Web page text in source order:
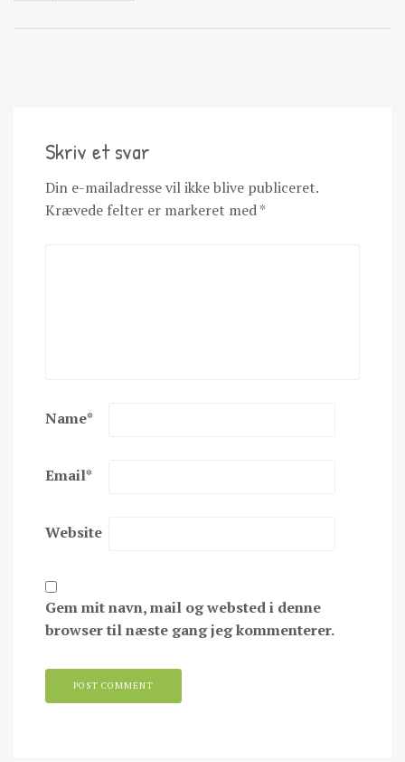
Skriv et svar
Din e-mailadresse vil ikke blive publiceret.
Krævede felter er markeret med*
Name*
Email*
Website
Gem mit navn, mail og websted i denne
browser til næste gang jeg kommenterer.